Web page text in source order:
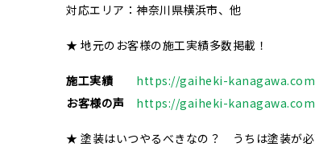
対応エリア：神奈川県横浜市、他
★ 地元のお客様の施工実績多数掲載！
施工実績
https://gaiheki-
お客様の声
https://gaiheki-
★ 塗装はいつやるべきなの？ うちは塗装が必